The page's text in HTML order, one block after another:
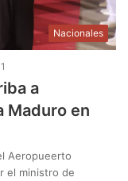
Nacionales
a
Maduro en
Aeropueerto
el ministro de